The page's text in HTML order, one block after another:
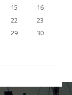
15
16
22
23
29
30